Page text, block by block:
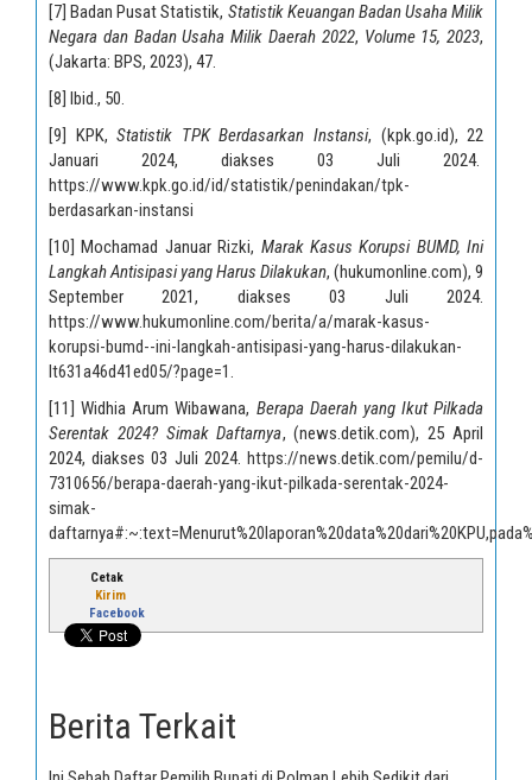
[7] Badan Pusat Statistik, Statistik Keuangan Badan Usaha Milik
Negara dan Badan Usaha Milik Daerah 2022, Volume 15, 2023,
(Jakarta: BPS, 2023), 47.
[8] Ibid., 50.
[9] KPK,Statistik TPK Berdasarkan Instansi, (kpk.go.id), 22
Januari 2024, diakses 03 Juli 2024.
https://www.kpk.go.id/id/statistik/penindakan/tpk-
berdasarkan-instansi
[10] Mochamad Januar Rizki, Marak Kasus Korupsi BUMD, Ini
Langkah Antisipasi yang Harus Dilakukan, (hukumonline.com), 9
September 2021, diakses 03 Juli 2024.
https://www.hukumonline.com/berita/a/marak-kasus-
korupsi-bumd--ini-langkah-antisipasi-yang-harus-dilakukan-
lt631a46d41ed05/?page=1.
[11] Widhia Arum Wibawana, Berapa Daerah yang Ikut Pilkada
Serentak 2024? Simak Daftarnya, (news.detik.com), 25 April
2024, diakses 03 Juli 2024.https://news.detik.com/pemilu/d-
7310656/berapa-daerah-yang-ikut-pilkada-serentak-2024-
simak-
Cetak
Kirim
Facebook
Berita Terkait